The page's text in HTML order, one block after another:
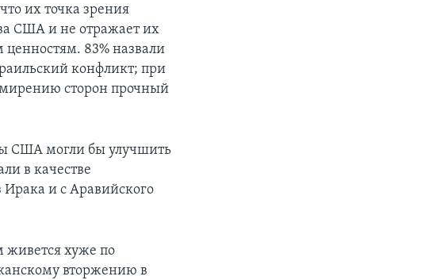
их точка зрения
США и не отражает их
83% назвали
конфликт; при
сторон прочный
США могли бы улучшить
в качестве
и с Аравийского
живется хуже по
вторжению в